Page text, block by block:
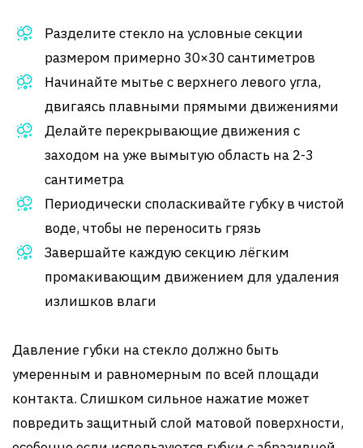
Разделите стекло на условные секции
размером примерно 30×30 сантиметров
Начинайте мытье с верхнего левого угла,
двигаясь плавными прямыми движениями
Делайте перекрывающие движения с
заходом на уже вымытую область на 2-3
сантиметра
Периодически споласкивайте губку в чистой
воде, чтобы не переносить грязь
Завершайте каждую секцию лёгким
промакивающим движением для удаления
излишков влаги
Давление губки на стекло должно быть
умеренным и равномерным по всей площади
контакта. Слишком сильное нажатие может
повредить защитный слой матовой поверхности,